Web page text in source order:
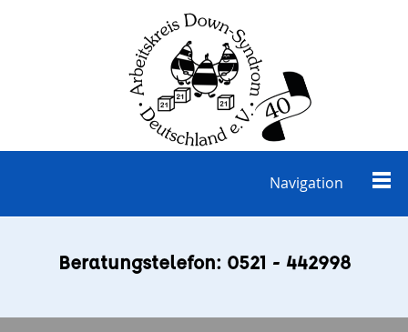
Navigation
Beratungstelefon: 0521 - 442998